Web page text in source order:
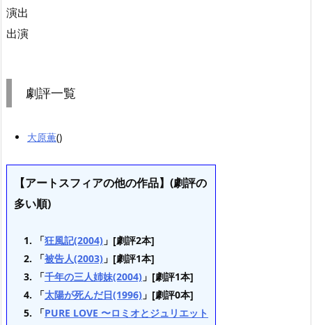
演出
出演
劇評一覧
大原薫()
【アートスフィアの他の作品】(劇評の
多い順)
「狂風記(2004) 」[劇評2本]
「被告人(2003) 」[劇評1本]
「千年の三人姉妹(2004) 」[劇評1本]
「太陽が死んだ日(1996) 」[劇評0本]
「PURE LOVE 〜ロミオとジュリエット